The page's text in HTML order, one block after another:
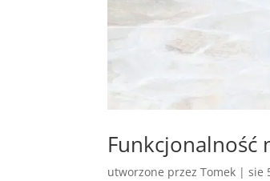
Funkcjonalność
utworzone przezTomek |sie